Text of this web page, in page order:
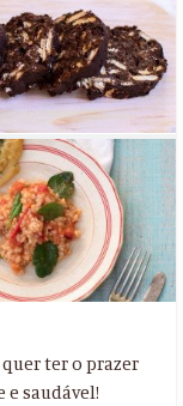
ter o prazer
saudável!